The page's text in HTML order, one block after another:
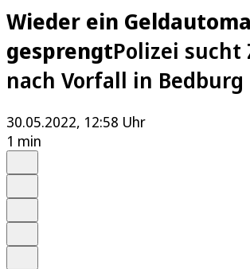
Wieder ein
gesprengtPolizei sucht
nach Vorfall in Bedburg
30.05.2022, 12:58 Uhr
1 min